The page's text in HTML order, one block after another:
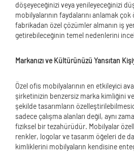
döşeyeceğinizi veya yenileyeceğinizi
mobilyalarının faydalarını anlamak
fabrikadan özel çözümler almanın iş
getirebileceğinin temel nedenlerini
Markanızı ve Kültürünüzü Yansıtan
Özel ofis mobilyalarının en etkileyici
şirketinizin benzersiz marka kimliğini
şekilde tasarımların
sadece çalışma alanları değil, aynı
fiziksel bir tezahürüdür. Mobilyalar
renkler, logolar ve tasarım öğeleri de
kimliklerini mobilyaların kendisine